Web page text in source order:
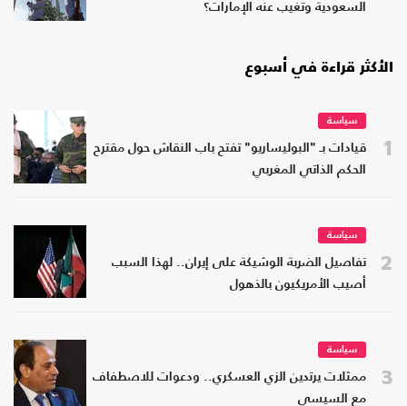
السعودية وتغيب عنه الإمارات؟
الأكثر قراءة في أسبوع
1
سياسة
قيادات بـ "البوليساريو" تفتح باب النقاش حول مقترح
الحكم الذاتي المغربي
2
سياسة
تفاصيل الضربة الوشيكة على إيران.. لهذا السبب
أصيب الأمريكيون بالذهول
3
سياسة
ممثلات يرتدين الزي العسكري.. ودعوات للاصطفاف
مع السيسي